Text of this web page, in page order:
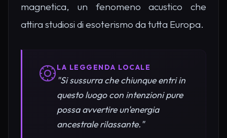
magnetica, un fenomeno acustico che
attira studiosi di esoterismo da tutta Europa.
LA LEGGENDA LOCALE
"Si sussurra che chiunque entri in
questo luogo con intenzioni pure
possa avvertire un'energia
ancestrale rilassante."